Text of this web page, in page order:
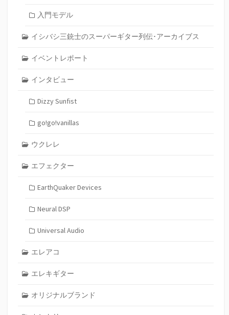
入門モデル
イシバシ三銃士のスーパーギター列伝･アーカイブス
イベントレポート
インタビュー
Dizzy Sunfist
go!go!vanillas
ウクレレ
エフェクター
EarthQuaker Devices
Neural DSP
Universal Audio
エレアコ
エレキギター
オリジナルブランド